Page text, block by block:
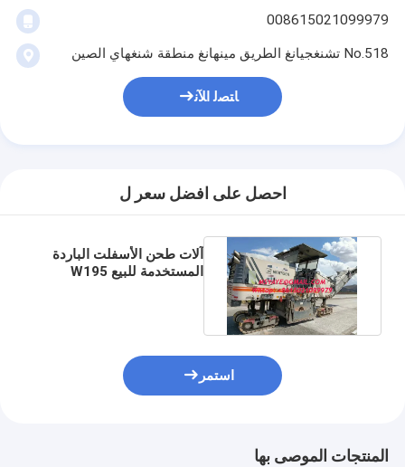
008615021099979
No.518 تشنغجيانغ الطريق مينهانغ منطقة شنغهاي الصين
ﺎﺘﺼﻟ ﺍﻶﻧ
احصل على افضل سعر ل
آلات طحن الأسفلت الباردة
المستخدمة للبيع W195
استمر
المنتجات الموصى بها